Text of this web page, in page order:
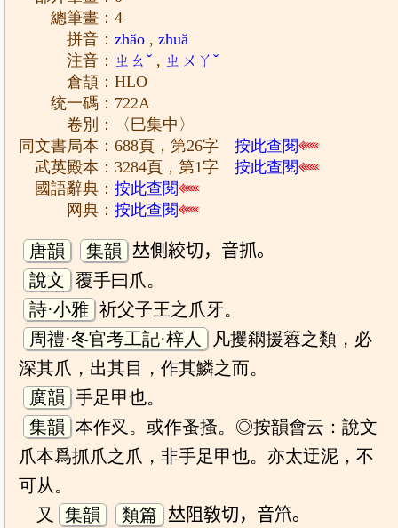
總筆畫：4
拼音：zhǎo ,zhuǎ
注音： ㄓㄠˇ , ㄓㄨㄚˇ
倉頡：HLO
统一碼：722A
卷別：〈巳集中〉
同文書局本：688頁，第26字按此查閱
武英殿本：3284頁，第1字按此查閱
國語辭典：按此查閱
网典：按此查閱
唐韻 集韻
𠀤側絞切，音抓。
說文 覆手曰爪。
詩·小雅 祈父子王之爪牙。
周禮·冬官考工記·梓人
凡攫閷援簭之類，必
深其爪，出其目，作其鱗之而。
廣韻 手足甲也。
集韻 本作㕚。或作蚤搔。◎按韻會云：說文
爪本爲抓爪之爪，非手足甲也。亦太迂泥，不
可从。
又
集韻 類篇 𠀤阻敎切，音笊。